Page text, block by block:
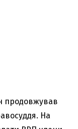
продовжував
На